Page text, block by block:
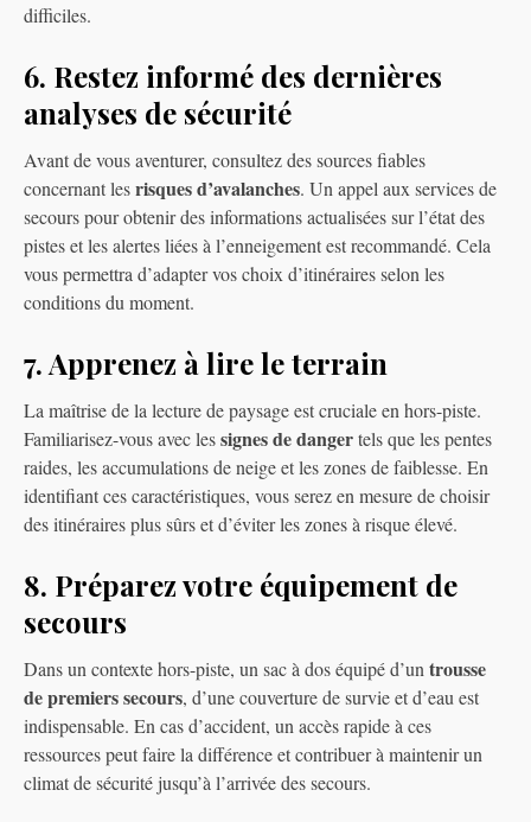
difficiles.
6. Restez informé des dernières
analyses de sécurité
Avant de vous aventurer, consultez des sources fiables
concernant lesrisques d’avalanches. Un appel aux services de
secours pour obtenir des informations actualisées sur l’état des
pistes et les alertes liées à l’enneigement est recommandé. Cela
vous permettra d’adapter vos choix d’itinéraires selon les
conditions du moment.
7. Apprenez à lire le terrain
La maîtrise de la lecture de paysage est cruciale en hors-piste.
Familiarisez-vous avec lessignes de dangertels que les pentes
raides, les accumulations de neige et les zones de faiblesse. En
identifiant ces caractéristiques, vous serez en mesure de choisir
des itinéraires plus sûrs et d’éviter les zones à risque élevé.
8. Préparez votre équipement de
secours
Dans un contexte hors-piste, un sac à dos équipé d’un trousse
de premiers secours, d’une couverture de survie et d’eau est
indispensable. En cas d’accident, un accès rapide à ces
ressources peut faire la différence et contribuer à maintenir un
climat de sécurité jusqu’à l’arrivée des secours.